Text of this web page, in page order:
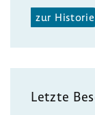
zur Historie
Letzte